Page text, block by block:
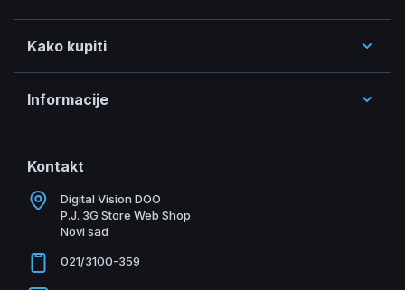
Kako kupiti
Informacije
Kontakt
Digital Vision DOO
P.J. 3G Store Web Shop
Novi sad
021/3100-359